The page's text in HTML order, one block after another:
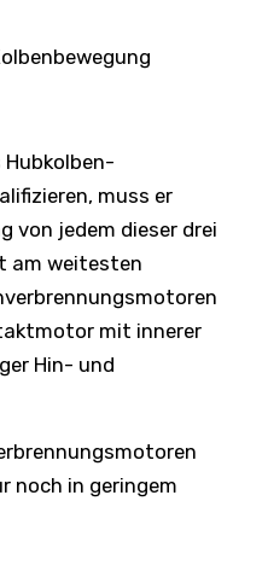
Hubkolben-
muss er
von jedem dieser drei
am weitesten
mit innerer
Hin- und
noch in geringem